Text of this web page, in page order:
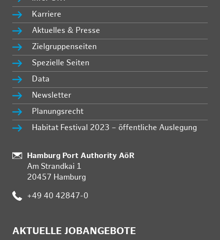
Karriere
Aktuelles & Presse
Zielgruppenseiten
Spezielle Seiten
Data
Newsletter
Planungsrecht
Habitat Festival 2023 – öffentliche Auslegung
Standort:
Hamburg Port Authority AöR
Am Strandkai 1
20457 Hamburg
Telefon:
+49 40 42847-0
AKTUELLE JOBANGEBOTE